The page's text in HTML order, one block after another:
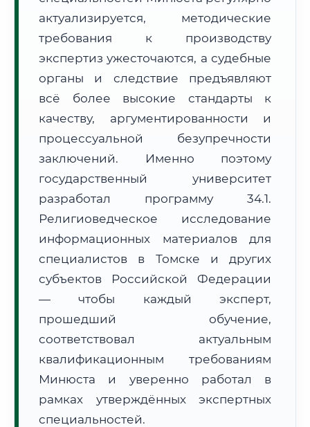
Расчет логистики оригиналов:
• Экспресс-доставка СДЭК / Почтой:
1–2 рабочих дня
🔍 Нажмите на документ для увеличения и просмотра
актуализируется, методические
требования к производству
экспертиз ужесточаются, а судебные
органы и следствие предъявляют
всё более высокие стандарты к
качеству, аргументированности и
процессуальной безупречности
заключений. Именно поэтому
государственный университет
разработал программу 34.1.
Религиоведческое исследование
информационных материалов для
специалистов в Томске и других
субъектов Российской Федерации
— чтобы каждый эксперт,
прошедший обучение,
соответствовал актуальным
квалификационным требованиям
Минюста и уверенно работал в
рамках утверждённых экспертных
специальностей.